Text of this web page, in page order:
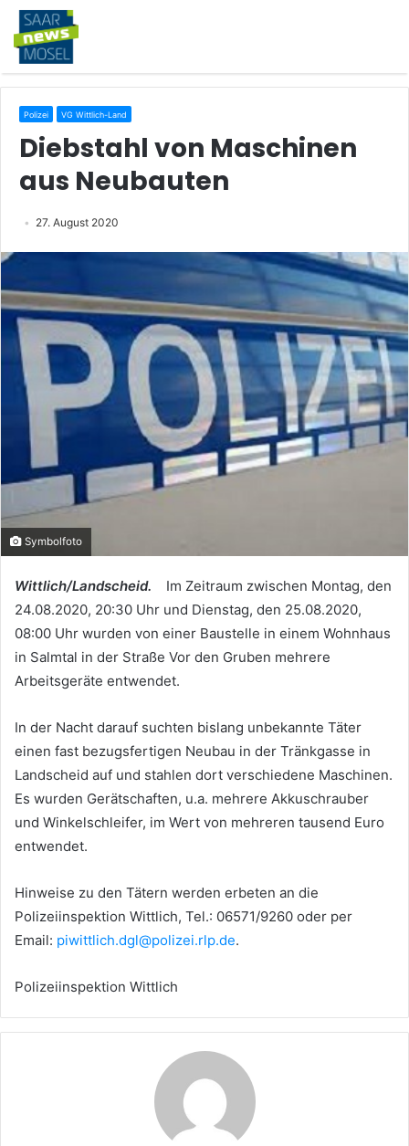
Polizei VG Wittlich-Land
Diebstahl von Maschinen
aus Neubauten
27. August 2020
Symbolfoto
Wittlich/Landscheid. Im Zeitraum zwischen Montag, den
24.08.2020, 20:30 Uhr und Dienstag, den 25.08.2020,
08:00 Uhr wurden von einer Baustelle in einem Wohnhaus
in Salmtal in der Straße Vor den Gruben mehrere
Arbeitsgeräte entwendet.
In der Nacht darauf suchten bislang unbekannte Täter
einen fast bezugsfertigen Neubau in der Tränkgasse in
Landscheid auf und stahlen dort verschiedene Maschinen.
Es wurden Gerätschaften, u.a. mehrere Akkuschrauber
und Winkelschleifer, im Wert von mehreren tausend Euro
entwendet.
Hinweise zu den Tätern werden erbeten an die
Polizeiinspektion Wittlich, Tel.: 06571/9260 oder per
Email: piwittlich.dgl@polizei.rlp.de.
Polizeiinspektion Wittlich